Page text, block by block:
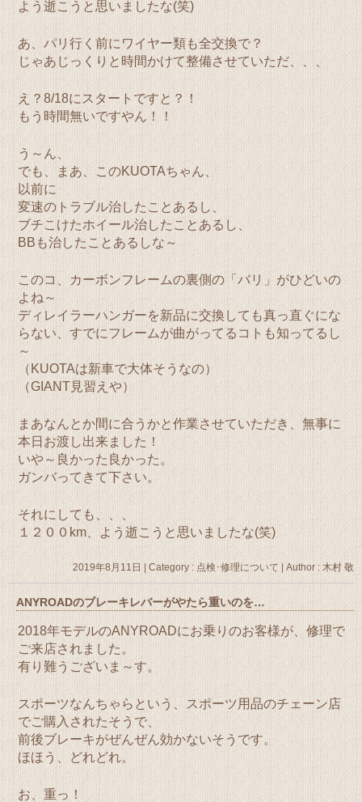
よう逝こうと思いましたな(笑)
あ、パリ行く前にワイヤー類も全交換で？
じゃあじっくりと時間かけて整備させていただ、、、
え？8/18にスタートですと？！
もう時間無いですやん！！
う～ん、
でも、まあ、このKUOTAちゃん、
以前に
変速のトラブル治したことあるし、
ブチこけたホイール治したことあるし、
BBも治したことあるしな～
このコ、カーボンフレームの裏側の「バリ」がひどいの
よね～
ディレイラーハンガーを新品に交換しても真っ直ぐにな
らない、すでにフレームが曲がってるコトも知ってるし
～
（KUOTAは新車で大体そうなの）
（GIANT見習えや）
まあなんとか間に合うかと作業させていただき、無事に
本日お渡し出来ました！
いや～良かった良かった。
ガンバってきて下さい。
それにしても、、、
１２００km、よう逝こうと思いましたな(笑)
2019年8月11日 Category : 点検･修理について Author : 木村 敬
ANYROADのブレーキレバーがやたら重いのを…
2018年モデルのANYROADにお乗りのお客様が、修理で
ご来店されました。
有り難うございま～す。
スポーツなんちゃらという、スポーツ用品のチェーン店
でご購入されたそうで、
前後ブレーキがぜんぜん効かないそうです。
ほほう、どれどれ。
お、重っ！